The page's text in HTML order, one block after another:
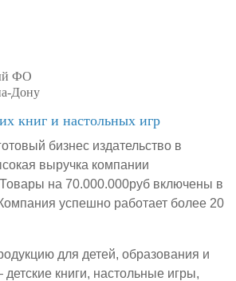
ФО
Дону
книг и настольных игр
бизнес издательство в
выручка компании
на 70.000.000руб включены в
успешно работает более 20
для детей, образования и
книги, настольные игры,